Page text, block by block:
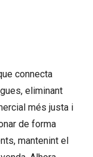
connecta
eliminant
més justa i
de forma
mantenint el